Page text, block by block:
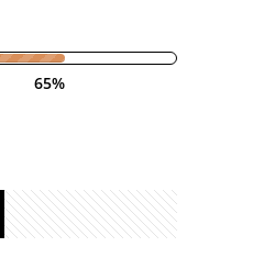
65%